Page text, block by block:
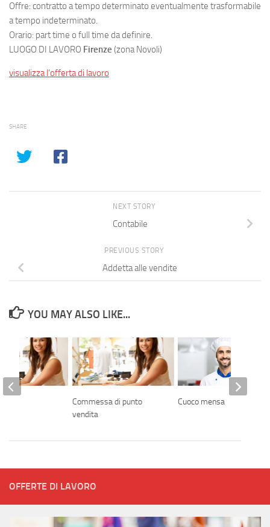
Offre: contratto a tempo determinato eventualmente trasformabile
a tempo indeterminato.
Orario: part time o full time da definire.
LUOGO DI LAVORO Firenze (zona Novoli)
visualizza l’offerta di lavoro
SHARE
NEXT STORY
Contabile
PREVIOUS STORY
Addetta alle vendite
YOU MAY ALSO LIKE...
Commessa di punto
vendita
Cuoco mensa
OFFERTE DI LAVORO